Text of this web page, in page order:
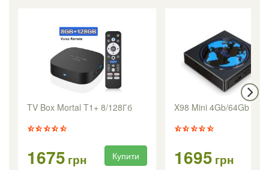
TV Box Mortal T1+ 8/128Гб
1675 грн Купити
X98 Mini 4Gb/64Gb
1695 грн